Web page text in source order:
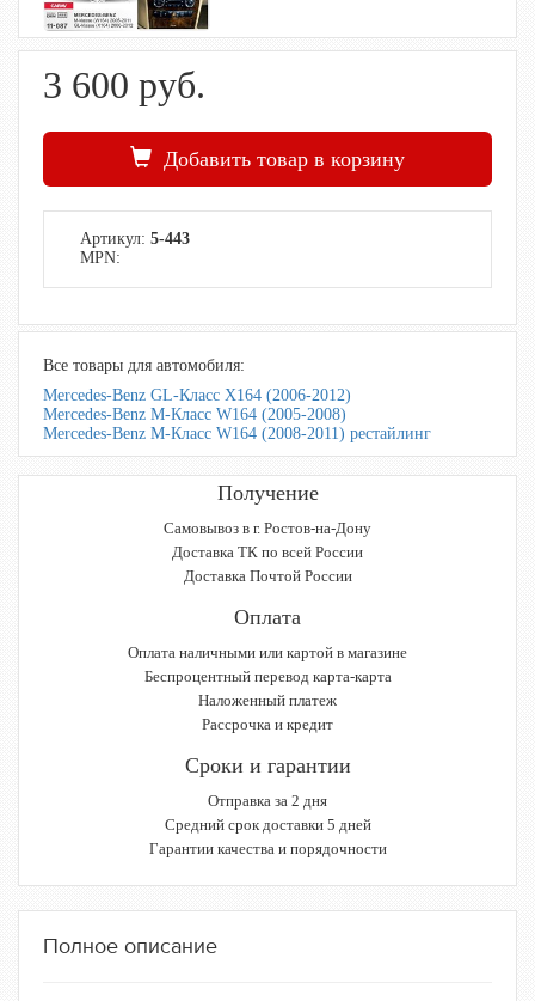
3 600 руб.
Добавить товар в корзину
Артикул: 5-443
MPN:
Все товары для автомобиля:
Mercedes-Benz GL-Класс X164 (2006-2012)
Mercedes-Benz M-Класс W164 (2005-2008)
Mercedes-Benz M-Класс W164 (2008-2011) рестайлинг
Получение
Самовывоз в г. Ростов-на-Дону
Доставка ТК по всей России
Доставка Почтой России
Оплата
Оплата наличными или картой в магазине
Беспроцентный перевод карта-карта
Наложенный платеж
Рассрочка и кредит
Сроки и гарантии
Отправка за 2 дня
Средний срок доставки 5 дней
Гарантии качества и порядочности
Полное описание